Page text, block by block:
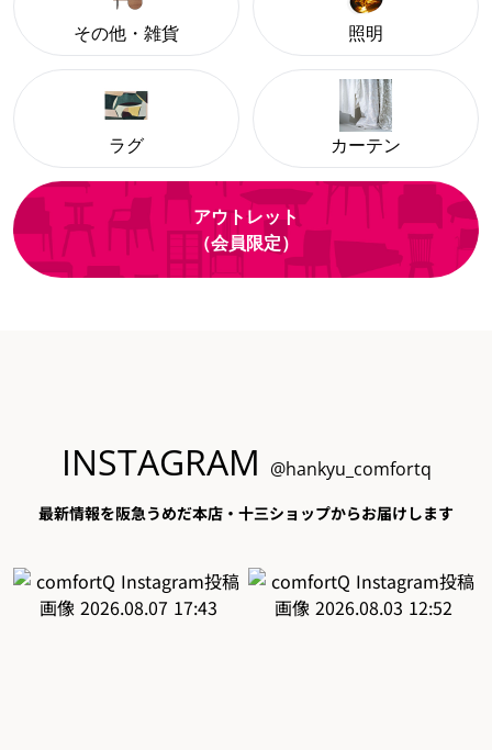
その他・雑貨 照明
ラグ カーテン
アウトレット
（会員限定）
INSTAGRAM @hankyu_comfortq
最新情報を阪急うめだ本店・十三ショップからお届けします